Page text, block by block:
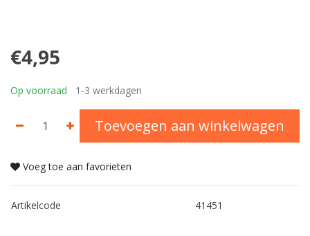
€4,95
Op voorraad 1-3 werkdagen
Toevoegen aan winkelwagen
Voeg toe aan favorieten
Artikelcode 41451